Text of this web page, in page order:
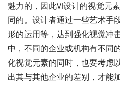
魅力的，因此VI设计的视觉元
同的。设计者通过一些艺术手
形的运用等，达到强化视觉冲
中，不同的企业或机构有不同
化视觉元素的同时，也要考虑
出其与其他企业的差别，才能